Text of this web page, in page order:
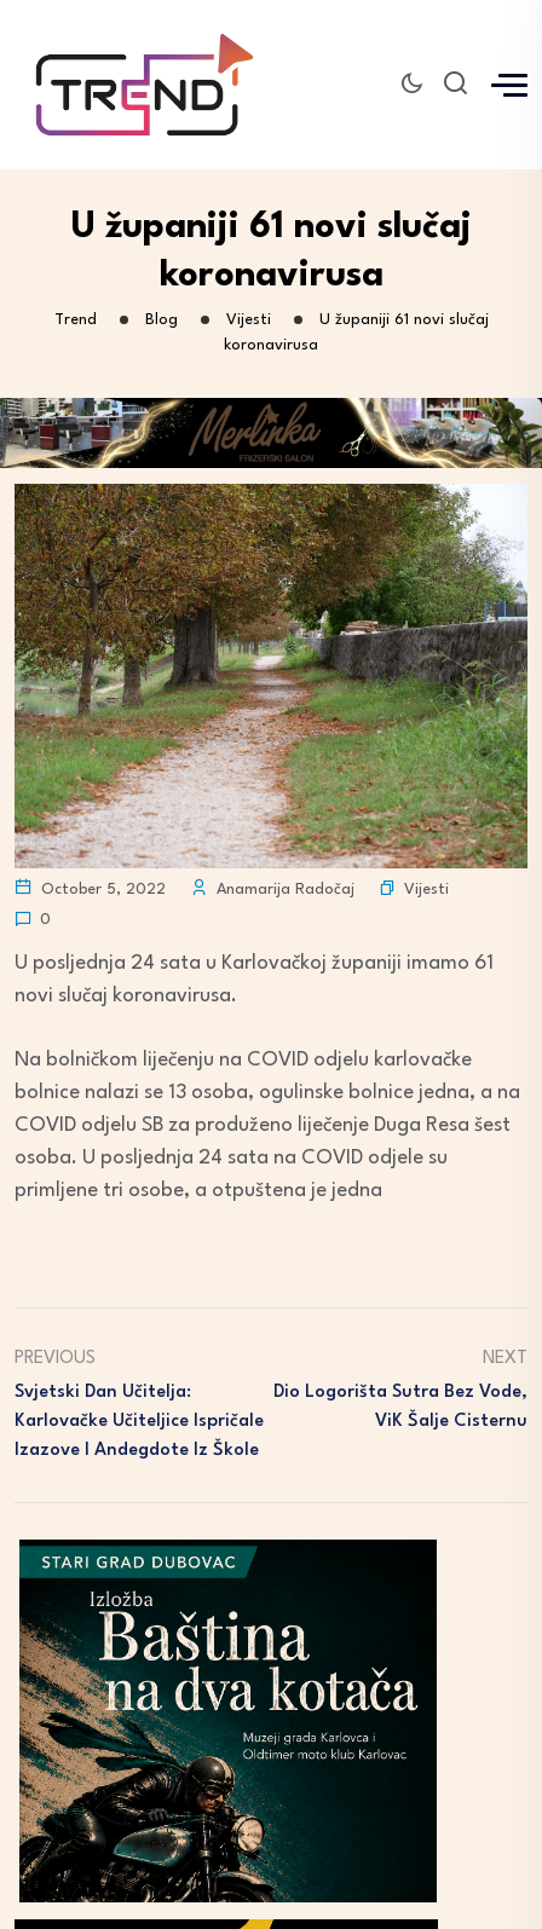
U županiji 61 novi slučaj
koronavirusa
Trend Blog Vijesti
U županiji 61 novi slučaj
koronavirusa
October 5, 2022 Anamarija Radočaj
Vijesti
0
U posljednja 24 sata u Karlovačkoj županiji imamo 61
novi slučaj koronavirusa.
Na bolničkom liječenju na COVID odjelu karlovačke
bolnice nalazi se 13 osoba, ogulinske bolnice jedna, a na
COVID odjelu SB za produženo liječenje Duga Resa šest
osoba. U posljednja 24 sata na COVID odjele su
primljene tri osobe, a otpuštena je jedna
PREVIOUS
Svjetski Dan Učitelja:
Karlovačke Učiteljice Ispričale
Izazove I Andegdote Iz Škole
NEXT
Dio Logorišta Sutra Bez Vode,
ViK Šalje Cisternu